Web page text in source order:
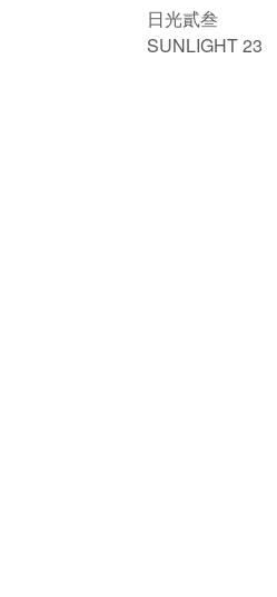
日光貳叁
SUNLIGHT 23